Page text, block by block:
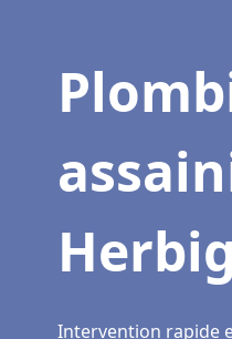
Intervention rapide